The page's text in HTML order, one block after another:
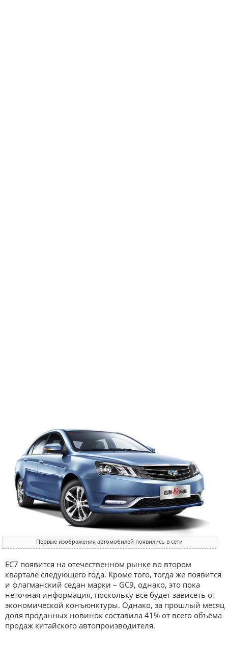
Первые изображения автомобилей появились в сети
EC7 появится на отечественном рынке во втором
квартале следующего года. Кроме того, тогда же появится
и флагманский седан марки – GC9, однако, это пока
неточная информация, поскольку всё будет зависеть от
экономической конъюнктуры. Однако, за прошлый месяц
доля проданных новинок составила 41% от всего объёма
продаж китайского автопроизводителя.